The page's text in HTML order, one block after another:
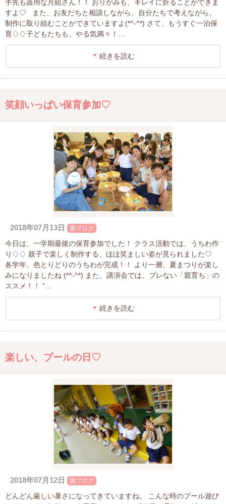
手先も器用な月組さん！！ おりがみも、キレイに折ることができま
すよ♡ また、お友だちと相談しながら、自分たちで考えながら、
制作に取り組むことができていますよ(*^-^*) さて、もうすぐ一泊保
育♢♢子どもたちも、やる気満々！…
続きを読む
笑顔いっぱい保育参加♡
2018年07月13日 園ブログ
今日は、一学期最後の保育参加でした！ クラス活動では、うちわ作
り♢♢ 親子で楽しく制作する、ほほ笑ましい姿が見られました♡
各学年、色とりどりのうちわが完成！！ より一層、夏まつりが楽し
みになりましたね (*^-^*) また、講演会では、ブレない「親育ち」の
ススメ！！ ”…
続きを読む
楽しい、プールの日♡
2018年07月12日 園ブログ
どんどん厳しい暑さになってきていますね。 こんな時のプール遊び